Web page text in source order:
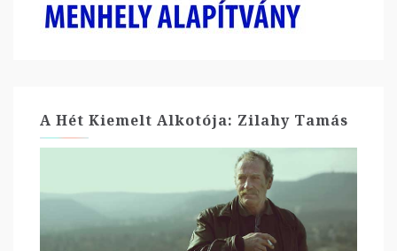
A Hét Kiemelt Alkotója: Zilahy Tamás